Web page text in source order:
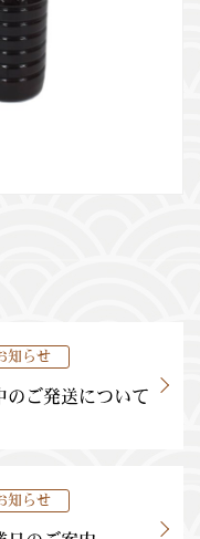
知らせ
のご発送について
知らせ